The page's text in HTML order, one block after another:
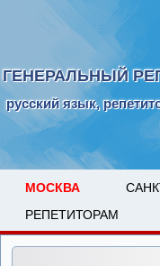
ГЕНЕРАЛЬНЫЙ
русский язык,
МОСКВА
РЕПЕТИТОРАМ